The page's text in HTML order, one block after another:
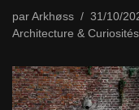
par Arkhøss
31/10/
Architecture & Curiosités